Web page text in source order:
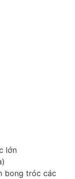
lớn
bong tróc các